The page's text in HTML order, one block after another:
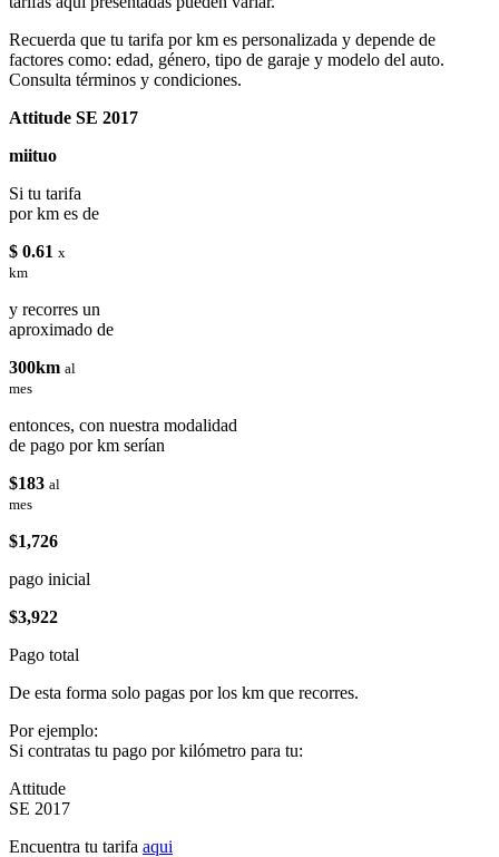
Recuerda que tu tarifa por km es personalizada y depende de
factores como: edad, género, tipo de garaje y modelo del auto.
Consulta términos y condiciones.
Attitude SE 2017
miituo
Si tu tarifa
por km es de
$ 0.61 x
km
y recorres un
aproximado de
300km al
mes
entonces, con nuestra modalidad
de pago por km serían
$183 al
mes
$1,726
pago inicial
$3,922
Pago total
De esta forma solo pagas por los km que recorres.
Por ejemplo:
Si contratas tu pago por kilómetro para tu:
Attitude
SE 2017
Encuentra tu tarifa aqui